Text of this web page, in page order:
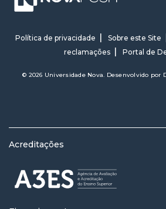
Política de privacidade Sobre este Site
reclamações
Portal de
© 2026 Universidade Nova. Desenvolvido por
Acreditações